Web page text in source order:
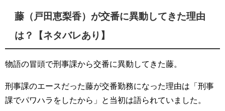
藤（戸田恵梨香）が交番に異動してきた理由
は？【ネタバレあり】
物語の冒頭で刑事課から交番に異動してきた藤。
刑事課のエースだった藤が交番勤務になった理由は「刑事
課でパワハラをしたから」と当初は語られていました。